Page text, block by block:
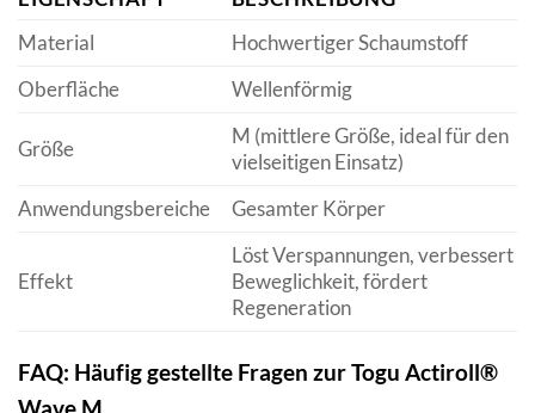
Material
Hochwertiger Schaumstoff
Oberfläche
Wellenförmig
Größe
M (mittlere Größe, ideal für den
vielseitigen Einsatz)
Anwendungsbereiche
Gesamter Körper
Effekt
Löst Verspannungen, verbessert
Beweglichkeit, fördert
Regeneration
FAQ: Häufig gestellte Fragen zur Togu Actiroll®
Wave M